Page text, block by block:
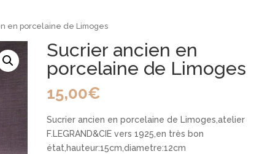
en porcelaine de Limoges
Sucrier ancien en
porcelaine de Limoges
15,00€
Sucrier ancien en porcelaine de Limoges,atelier
F.LEGRAND&CIE vers 1925,en très bon
état,hauteur:15cm,diametre:12cm